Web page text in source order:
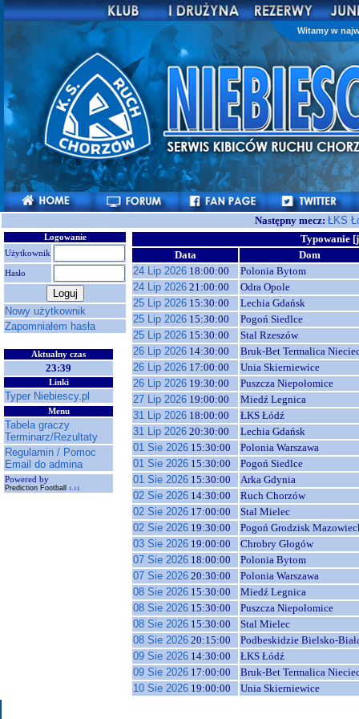
Witamy w
Następny mecz: ŁKS
Logowanie
Użytkownik
Hasło
Nowy użytkownik
Zapomniałem hasła
Aktualny czas
23:39
Linki
Typer Niebiescy.pl
Menu
Tabela graczy
Terminarz/Rezultaty
Regulamin / Pomoc
Email do admina
Powered by
Prediction Football 1.11
Typowanie
Data
Dom
24 Lip 2026 18:00:00
Polonia Bytom
24 Lip 2026 21:00:00
Odra Opole
25 Lip 2026 15:30:00
Lechia Gdańsk
25 Lip 2026 15:30:00
Pogoń Siedlce
25 Lip 2026 15:30:00
Stal Rzeszów
26 Lip 2026 14:30:00
Bruk-Bet Termalica
26 Lip 2026 17:00:00
Unia Skierniewice
26 Lip 2026 19:30:00
Puszcza Niepołomice
27 Lip 2026 19:00:00
Miedź Legnica
31 Lip 2026 18:00:00
ŁKS Łódź
31 Lip 2026 20:30:00
Lechia Gdańsk
01 Sie 2026 15:30:00
Polonia Warszawa
01 Sie 2026 15:30:00
Pogoń Siedlce
01 Sie 2026 15:30:00
Arka Gdynia
02 Sie 2026 14:30:00
Ruch Chorzów
02 Sie 2026 17:00:00
Stal Mielec
02 Sie 2026 19:30:00
Pogoń Grodzisk
03 Sie 2026 19:00:00
Chrobry Głogów
07 Sie 2026 18:00:00
Polonia Bytom
07 Sie 2026 20:30:00
Polonia Warszawa
08 Sie 2026 15:30:00
Miedź Legnica
08 Sie 2026 15:30:00
Puszcza Niepołomice
08 Sie 2026 15:30:00
Stal Mielec
08 Sie 2026 20:15:00
Podbeskidzie Bielsko-
09 Sie 2026 14:30:00
ŁKS Łódź
09 Sie 2026 17:00:00
Bruk-Bet Termalica
10 Sie 2026 19:00:00 Unia Skierniewice